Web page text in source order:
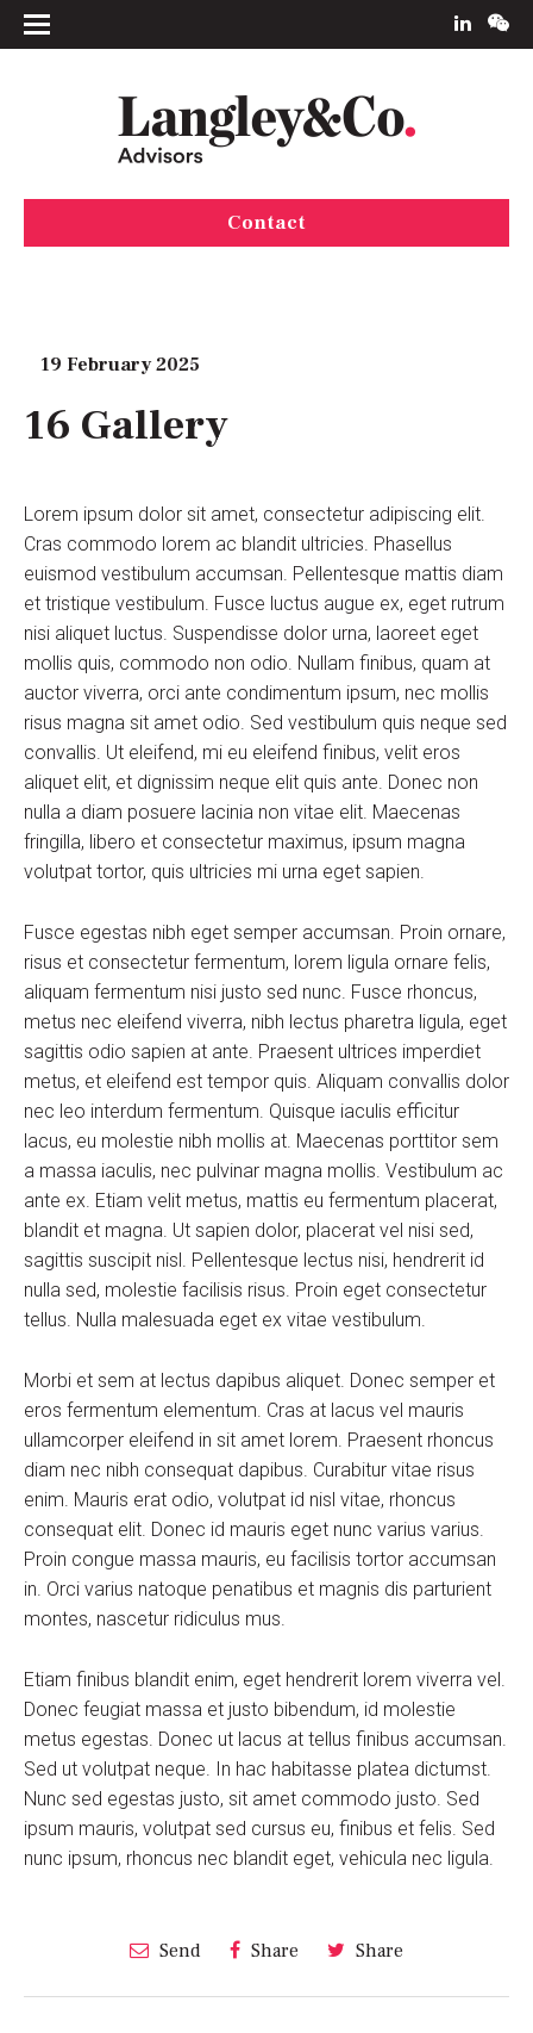
Contact
19 February 2025
16 Gallery
Lorem ipsum dolor sit amet, consectetur adipiscing elit.
Cras commodo lorem ac blandit ultricies. Phasellus
euismod vestibulum accumsan. Pellentesque mattis diam
et tristique vestibulum. Fusce luctus augue ex, eget rutrum
nisi aliquet luctus. Suspendisse dolor urna, laoreet eget
mollis quis, commodo non odio. Nullam finibus, quam at
auctor viverra, orci ante condimentum ipsum, nec mollis
risus magna sit amet odio. Sed vestibulum quis neque sed
convallis. Ut eleifend, mi eu eleifend finibus, velit eros
aliquet elit, et dignissim neque elit quis ante. Donec non
nulla a diam posuere lacinia non vitae elit. Maecenas
fringilla, libero et consectetur maximus, ipsum magna
volutpat tortor, quis ultricies mi urna eget sapien.
Fusce egestas nibh eget semper accumsan. Proin ornare,
risus et consectetur fermentum, lorem ligula ornare felis,
aliquam fermentum nisi justo sed nunc. Fusce rhoncus,
metus nec eleifend viverra, nibh lectus pharetra ligula, eget
sagittis odio sapien at ante. Praesent ultrices imperdiet
metus, et eleifend est tempor quis. Aliquam convallis dolor
nec leo interdum fermentum. Quisque iaculis efficitur
lacus, eu molestie nibh mollis at. Maecenas porttitor sem
a massa iaculis, nec pulvinar magna mollis. Vestibulum ac
ante ex. Etiam velit metus, mattis eu fermentum placerat,
blandit et magna. Ut sapien dolor, placerat vel nisi sed,
sagittis suscipit nisl. Pellentesque lectus nisi, hendrerit id
nulla sed, molestie facilisis risus. Proin eget consectetur
tellus. Nulla malesuada eget ex vitae vestibulum.
Morbi et sem at lectus dapibus aliquet. Donec semper et
eros fermentum elementum. Cras at lacus vel mauris
ullamcorper eleifend in sit amet lorem. Praesent rhoncus
diam nec nibh consequat dapibus. Curabitur vitae risus
enim. Mauris erat odio, volutpat id nisl vitae, rhoncus
consequat elit. Donec id mauris eget nunc varius varius.
Proin congue massa mauris, eu facilisis tortor accumsan
in. Orci varius natoque penatibus et magnis dis parturient
montes, nascetur ridiculus mus.
Etiam finibus blandit enim, eget hendrerit lorem viverra vel.
Donec feugiat massa et justo bibendum, id molestie
metus egestas. Donec ut lacus at tellus finibus accumsan.
Sed ut volutpat neque. In hac habitasse platea dictumst.
Nunc sed egestas justo, sit amet commodo justo. Sed
ipsum mauris, volutpat sed cursus eu, finibus et felis. Sed
nunc ipsum, rhoncus nec blandit eget, vehicula nec ligula.
Send Share Share